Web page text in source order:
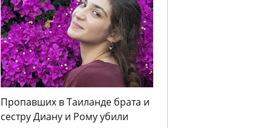
Пропавших в Таиланде брата и
сестру Диану и Рому убили